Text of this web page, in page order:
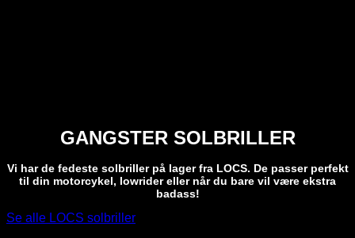
GANGSTER SOLBRILLER
Vi har de fedeste solbriller på lager fra LOCS. De passer perfekt
til din motorcykel, lowrider eller når du bare vil være ekstra
badass!
Se alle LOCS solbriller